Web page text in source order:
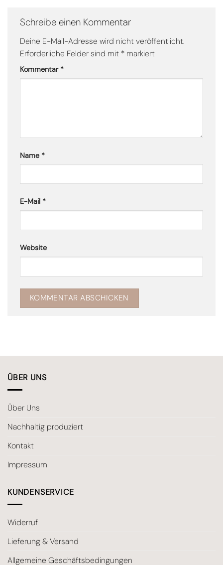
Schreibe einen Kommentar
Deine E-Mail-Adresse wird nicht veröffentlicht.
Erforderliche Felder sind mit * markiert
Kommentar *
Name *
E-Mail *
Website
ÜBER UNS
Über Uns
Nachhaltig produziert
Kontakt
Impressum
KUNDENSERVICE
Widerruf
Lieferung & Versand
Allgemeine Geschäftsbedingungen